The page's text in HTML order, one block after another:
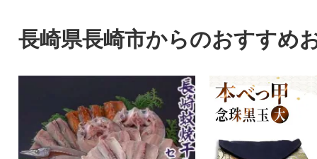
長崎県長崎市からのおすすめ